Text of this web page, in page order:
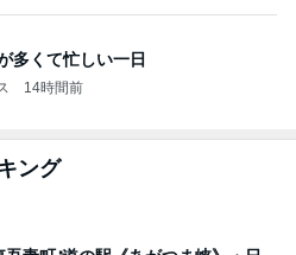
ング
吾妻町∶道の駅《あがつま峡》・日
天狗の湯〉・・♪